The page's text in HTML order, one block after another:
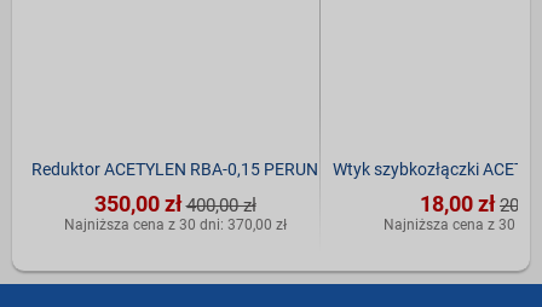
Reduktor ACETYLEN RBA-0,15 PERUN
350,00 zł400,00 zł
Najniższa cena z 30 dni: 370,00 zł
Wtyk szybkozłączki
18,00 zł
Najniższa cena z 30